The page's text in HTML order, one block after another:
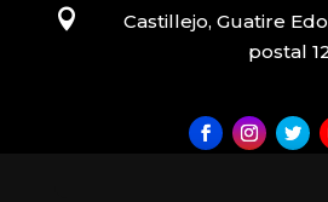

Castillejo, Guatire
postal